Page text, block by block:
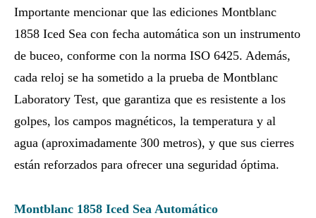
Importante mencionar que las ediciones Montblanc
1858 Iced Sea con fecha automática son un instrumento
de buceo, conforme con la norma ISO 6425. Además,
cada reloj se ha sometido a la prueba de Montblanc
Laboratory Test, que garantiza que es resistente a los
golpes, los campos magnéticos, la temperatura y al
agua (aproximadamente 300 metros), y que sus cierres
están reforzados para ofrecer una seguridad óptima.
Montblanc 1858 Iced Sea Automático